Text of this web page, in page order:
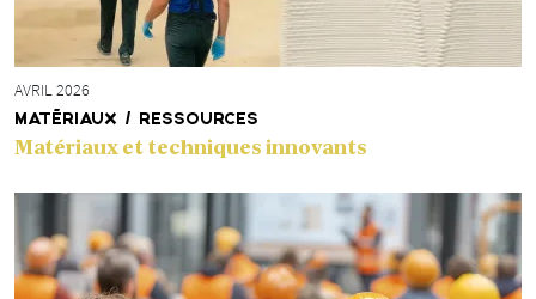
AVRIL 2026
MATÉRIAUX / RESSOURCES
Matériaux et techniques innovants